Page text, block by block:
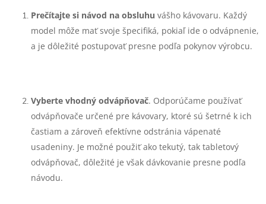
Prečítajte si návod na obsluhu vášho kávovaru. Každý
model môže mať svoje špecifiká, pokiaľ ide o odvápnenie,
a je dôležité postupovať presne podľa pokynov výrobcu.
Vyberte vhodný odvápňovač. Odporúčame používať
odvápňovače určené pre kávovary, ktoré sú šetrné k ich
častiam a zároveň efektívne odstránia vápenaté
usadeniny. Je možné použiť ako tekutý, tak tabletový
odvápňovač, dôležité je však dávkovanie presne podľa
návodu.